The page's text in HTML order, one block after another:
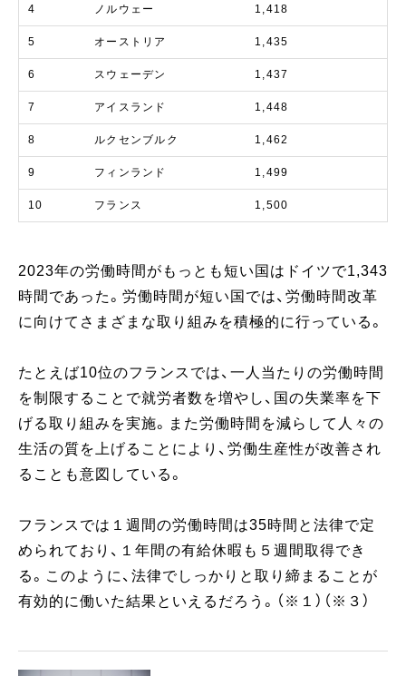
4 ノルウェー 1,418
5 オーストリア 1,435
6 スウェーデン 1,437
7 アイスランド 1,448
8 ルクセンブルク 1,462
9 フィンランド 1,499
10 フランス 1,500
2023年の労働時間がもっとも短い国はドイツで1,343
時間であった。労働時間が短い国では、労働時間改革
に向けてさまざまな取り組みを積極的に行っている。
たとえば10位のフランスでは、一人当たりの労働時間
を制限することで就労者数を増やし、国の失業率を下
げる取り組みを実施。また労働時間を減らして人々の
生活の質を上げることにより、労働生産性が改善され
ることも意図している。
フランスでは１週間の労働時間は35時間と法律で定
められており、１年間の有給休暇も５週間取得でき
る。このように、法律でしっかりと取り締まることが
有効的に働いた結果といえるだろう。（※１）（※３）